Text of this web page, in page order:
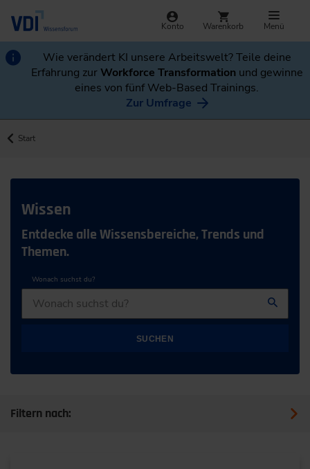
Konto Warenkorb Menü
Wie verändert KI unsere Arbeitswelt? Teile deine
Erfahrung zurWorkforce Transformation und gewinne
eines von fünf Web-Based Trainings.
Zur Umfrage
Start
Wissen
Entdecke alle Wissensbereiche, Trends und
Themen.
Wonach suchst du?
SUCHEN
Filtern nach: